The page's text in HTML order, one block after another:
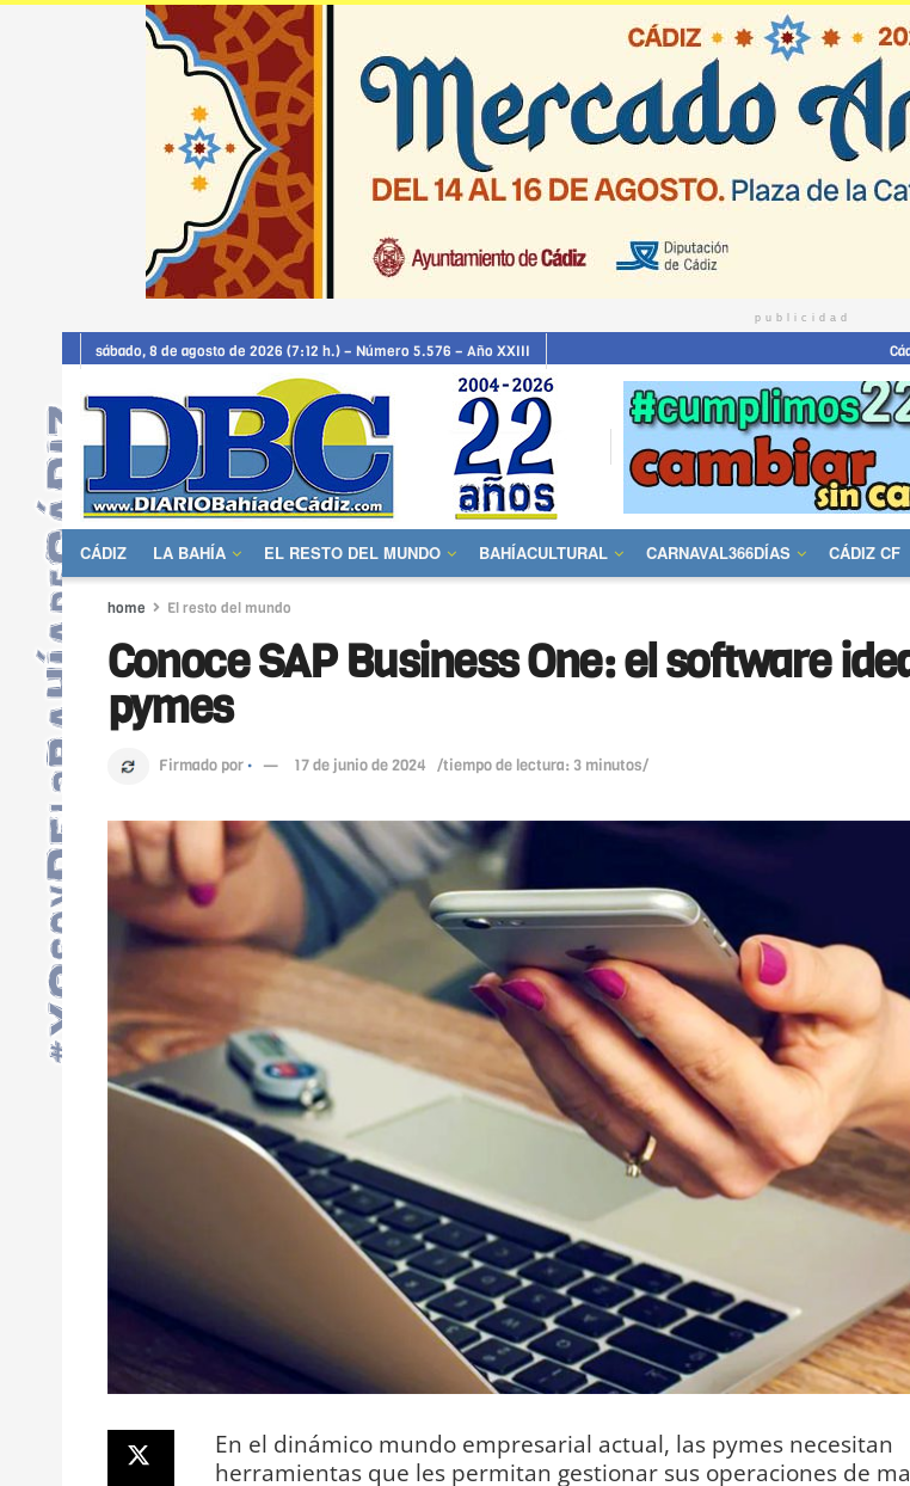
publicidad
sábado, 8 de agosto de 2026 (7:12 h.) – Número 5.576 – Año XXIII
CÁDIZ LA BAHÍA EL RESTO DEL MUNDO BAHÍACULTURAL CARNAVAL366DÍAS CÁDIZ CF
home El resto del mundo
Conoce SAP Business One: el software
pymes
Firmado por · 17 de junio de 2024 /tiempo de lectura: 3 minutos/
En el dinámico mundo empresarial actual, las pymes necesitan
herramientas que les permitan gestionar sus operaciones de